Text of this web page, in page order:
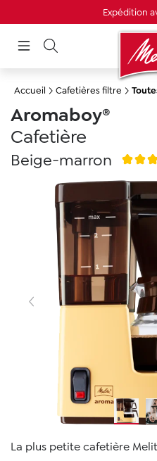
Expédition
Livraison
Accueil Cafetières filtre
Aromaboy®
Cafetière
Beige-marron
Ignorer la galerie d'images
La plus petite cafetière